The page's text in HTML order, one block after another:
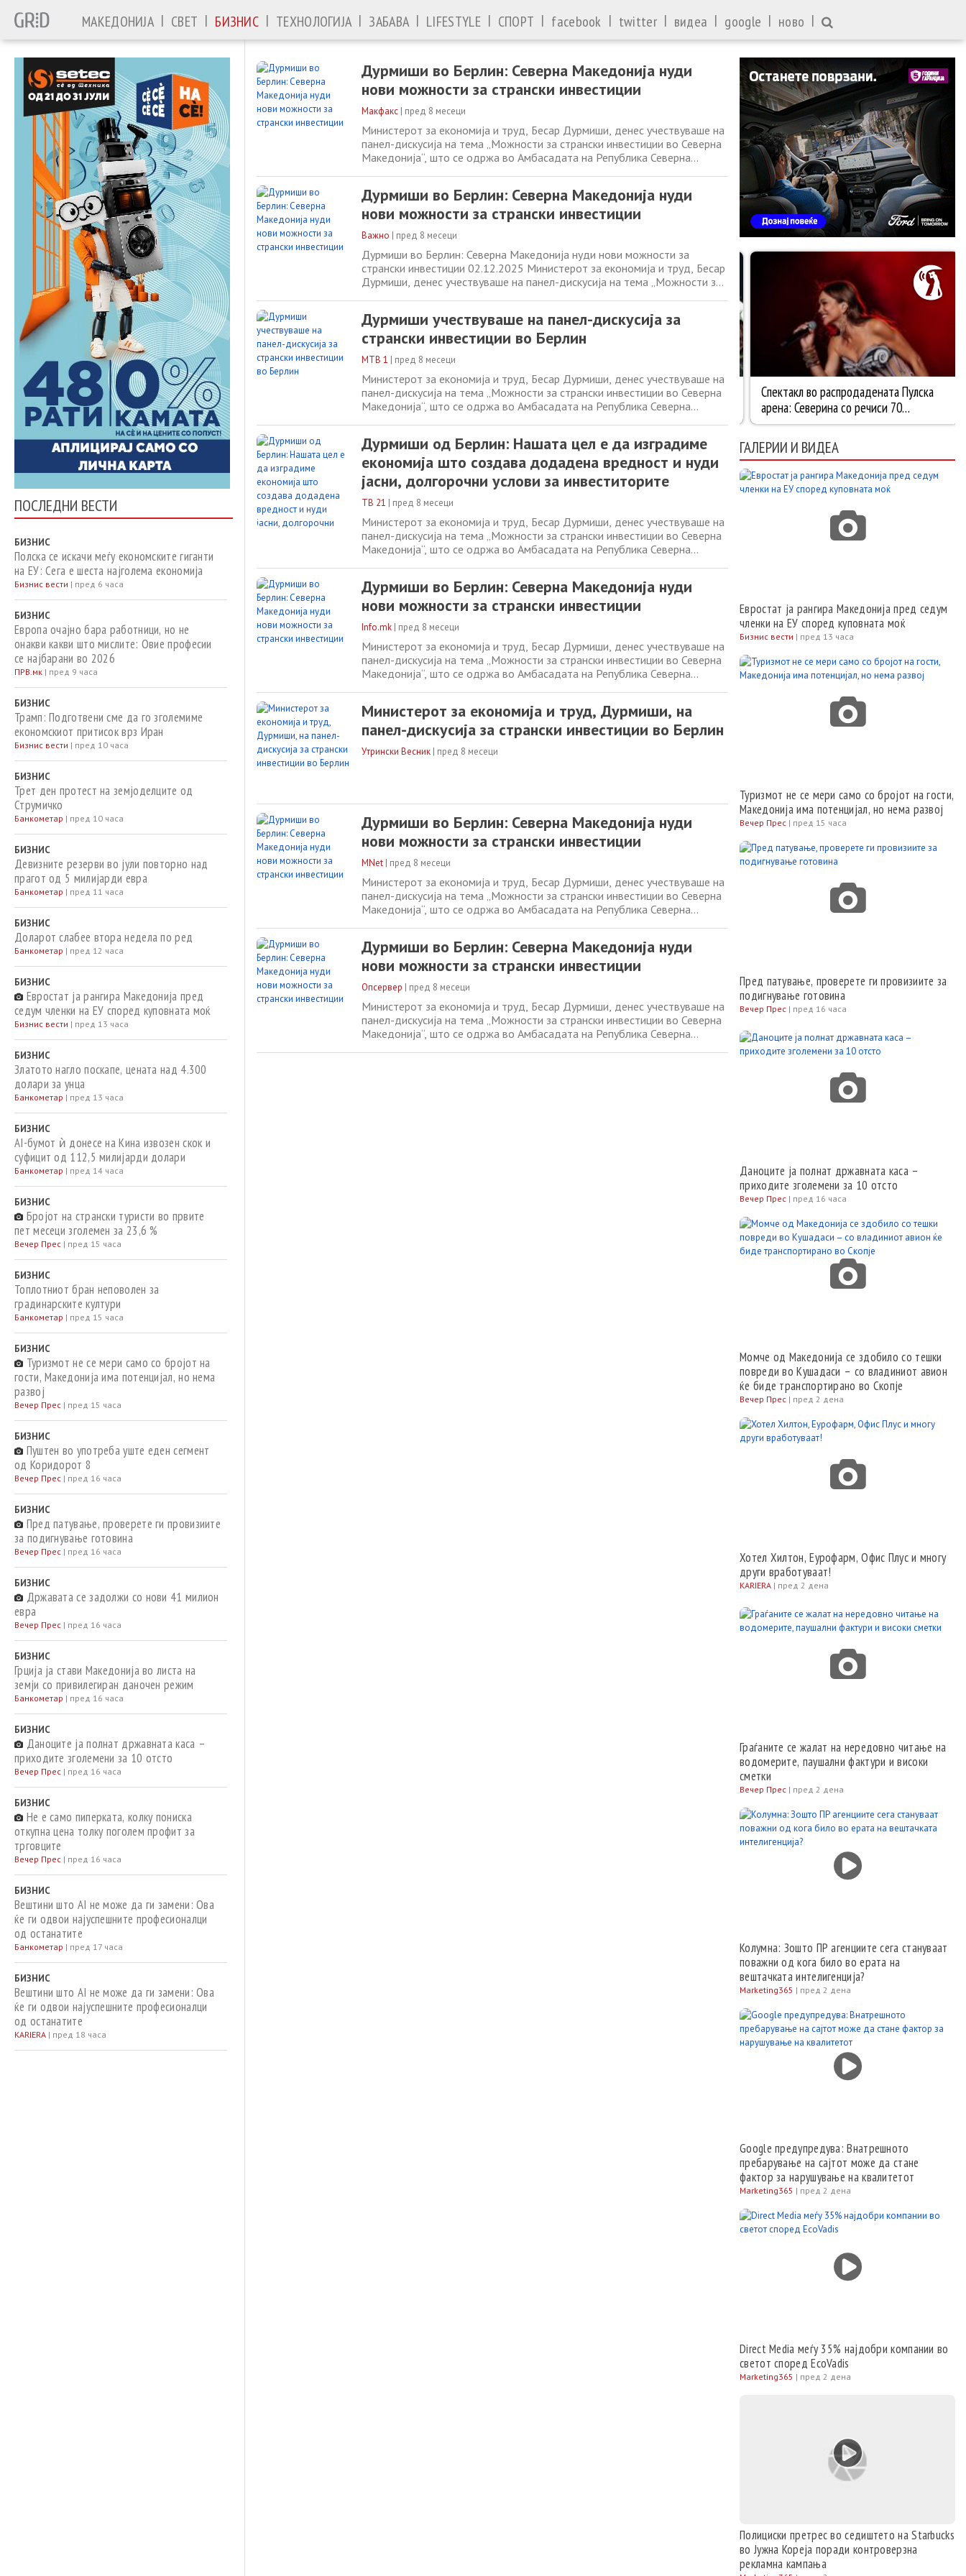
МАКЕДОНИЈА | СВЕТ | БИЗНИС | ТЕХНОЛОГИЈА | ЗАБАВА | LIFESTYLE | СПОРТ | facebook | twitter | видеа | google | ново |
ПОСЛЕДНИ ВЕСТИ
БИЗНИС
Полска се искачи меѓу економските гиганти
на ЕУ: Сега е шеста најголема економија
Бизнис вести | пред 6 часа
БИЗНИС
Европа очајно бара работници, но не
онакви какви што мислите: Овие професии
се најбарани во 2026
ПРВ.мк | пред 9 часа
БИЗНИС
Трамп: Подготвени сме да го зголемиме
економскиот притисок врз Иран
Бизнис вести | пред 10 часа
БИЗНИС
Трет ден протест на земјоделците од
Струмичко
Банкометар | пред 10 часа
БИЗНИС
Девизните резерви во јули повторно над
прагот од 5 милијарди евра
Банкометар | пред 11 часа
БИЗНИС
Доларот слабее втора недела по ред
Банкометар | пред 12 часа
БИЗНИС
Евростат ја рангира Македонија пред
седум членки на ЕУ според куповната моќ
Бизнис вести | пред 13 часа
БИЗНИС
Златото нагло поскапе, цената над 4.300
долари за унца
Банкометар | пред 13 часа
БИЗНИС
AI-бумот ѝ донесе на Кина извозен скок и
суфицит од 112,5 милијарди долари
Банкометар | пред 14 часа
БИЗНИС
Бројот на странски туристи во првите
пет месеци зголемен за 23,6 %
Вечер Прес | пред 15 часа
БИЗНИС
Топлотниот бран неповолен за
градинарските култури
Банкометар | пред 15 часа
БИЗНИС
Туризмот не се мери само со бројот на
гости, Македонија има потенцијал, но нема
развој
Вечер Прес | пред 15 часа
БИЗНИС
Пуштен во употреба уште еден сегмент
од Коридорот 8
Вечер Прес | пред 16 часа
БИЗНИС
Пред патување, проверете ги провизиите
за подигнување готовина
Вечер Прес | пред 16 часа
БИЗНИС
Државата се задолжи со нови 41 милион
евра
Вечер Прес | пред 16 часа
БИЗНИС
Грција ја стави Македонија во листа на
земји со привилегиран даночен режим
Банкометар | пред 16 часа
БИЗНИС
Даноците ја полнат државната каса –
приходите зголемени за 10 отсто
Вечер Прес | пред 16 часа
БИЗНИС
Не е само пиперката, колку пониска
откупна цена толку поголем профит за
трговците
Вечер Прес | пред 16 часа
БИЗНИС
Вештини што AI не може да ги замени: Ова
ќе ги одвои најуспешните професионалци
од останатите
Банкометар | пред 17 часа
БИЗНИС
Вештини што AI не може да ги замени: Ова
ќе ги одвои најуспешните професионалци
од останатите
KARIERA | пред 18 часа
Дурмиши во Берлин: Северна Македонија нуди
нови можности за странски инвестиции
Макфакс | пред 8 месеци
Министерот за економија и труд, Бесар Дурмиши, денес учествуваше на
панел-дискусија на тема „Можности за странски инвестиции во Северна
Македонија“, што се одржа во Амбасадата на Република Северна
надворешни работи и надворешна
Дурмиши во Берлин: Северна Македонија нуди
нови можности за странски инвестиции
Важно | пред 8 месеци
Дурмиши во Берлин: Северна Македонија нуди нови можности за
странски инвестиции 02.12.2025 Министерот за економија и труд, Бесар
Дурмиши, денес учествуваше на панел-дискусија на тема „Можности за
беше организиран од Германско–македонскиот
Дурмиши учествуваше на панел-дискусија за
странски инвестиции во Берлин
МТВ 1 | пред 8 месеци
Министерот за економија и труд, Бесар Дурмиши, денес учествуваше на
панел-дискусија на тема „Можности за странски инвестиции во Северна
Македонија“, што се одржа во Амбасадата на Република Северна
надворешни работи и надворешна
Дурмиши од Берлин: Нашата цел е да изградиме
економија што создава додадена вредност и нуди
јасни, долгорочни услови за инвеститорите
ТВ 21 | пред 8 месеци
Министерот за економија и труд, Бесар Дурмиши, денес учествуваше на
панел-дискусија на тема „Можности за странски инвестиции во Северна
Македонија“, што се одржа во Амбасадата на Република Северна
надворешни работи и надворешна
Дурмиши во Берлин: Северна Македонија нуди
нови можности за странски инвестиции
Info.mk | пред 8 месеци
Министерот за економија и труд, Бесар Дурмиши, денес учествуваше на
панел-дискусија на тема „Можности за странски инвестиции во Северна
Македонија“, што се одржа во Амбасадата на Република Северна
надворешни работи и надворешна
Министерот за економија и труд, Дурмиши, на
панел-дискусија за странски инвестиции во Берлин
Утрински Весник | пред 8 месеци
Дурмиши во Берлин: Северна Македонија нуди
нови можности за странски инвестиции
MNet | пред 8 месеци
Министерот за економија и труд, Бесар Дурмиши, денес учествуваше на
панел-дискусија на тема „Можности за странски инвестиции во Северна
Македонија“, што се одржа во Амбасадата на Република Северна
надворешни работи и надворешна
Дурмиши во Берлин: Северна Македонија нуди
нови можности за странски инвестиции
Опсервер | пред 8 месеци
Министерот за економија и труд, Бесар Дурмиши, денес учествуваше на
панел-дискусија на тема „Можности за странски инвестиции во Северна
Македонија“, што се одржа во Амбасадата на Република Северна
ГАЛЕРИИ И ВИДЕА
Евростат ја рангира Македонија пред седум
членки на ЕУ според куповната моќ
Бизнис вести | пред 13 часа
Туризмот не се мери само со бројот на гости,
Македонија има потенцијал, но нема развој
Вечер Прес | пред 15 часа
Пред патување, проверете ги провизиите за
подигнување готовина
Вечер Прес | пред 16 часа
Даноците ја полнат државната каса –
приходите зголемени за 10 отсто
Вечер Прес | пред 16 часа
Момче од Македонија се здобило со тешки
повреди во Кушадаси – со владиниот авион
ќе биде транспортирано во Скопје
Вечер Прес | пред 2 дена
Хотел Хилтон, Еурофарм, Офис Плус и многу
други вработуваат!
KARIERA | пред 2 дена
Граѓаните се жалат на нередовно читање на
водомерите, паушални фактури и високи
сметки
Вечер Прес | пред 2 дена
Колумна: Зошто ПР агенциите сега стануваат
поважни од кога било во ерата на
вештачката интелигенција?
Marketing365 | пред 2 дена
Google предупредува: Внатрешното
пребарување на сајтот може да стане
фактор за нарушување на квалитетот
Marketing365 | пред 2 дена
Direct Media меѓу 35% најдобри компании во
светот според EcoVadis
Marketing365 | пред 2 дена
Полициски претрес во седиштето на Starbucks
во Јужна Кореја поради контроверзна
рекламна кампања